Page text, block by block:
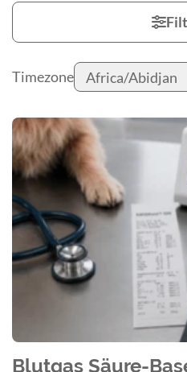
Timezone
Blutgas Säure-